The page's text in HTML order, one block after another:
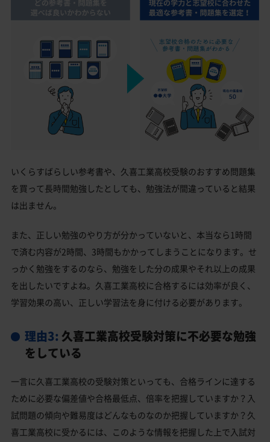
いくらすばらしい参考書や、久喜工業高校受験のおすすめ問題集
を買って長時間勉強したとしても、勉強法が間違っていると結果
は出ません。
また、正しい勉強のやり方が分かっていないと、本当なら1時間
で済む内容が2時間、3時間もかかってしまうことになります。せ
っかく勉強をするのなら、勉強をした分の成果やそれ以上の成果
を出したいですよね。久喜工業高校に合格するには効率が良く、
学習効果の高い、正しい学習法を身に付ける必要があります。
理由3: 久喜工業高校受験対策に不必要な勉強
をしている
一言に久喜工業高校の受験対策といっても、合格ラインに達する
ために必要な偏差値や合格最低点、倍率を把握していますか？入
試問題の傾向や難易度はどんなものなのか把握していますか？久
喜工業高校に受かるには、このような情報を把握した上で入試対